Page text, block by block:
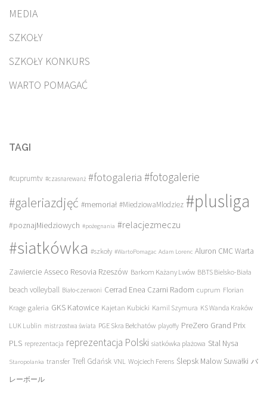
MEDIA
SZKOŁY
SZKOŁY KONKURS
WARTO POMAGAĆ
TAGI
#cuprumtv #czasnarewanż #fotogaleria #fotogalerie
#galeriazdjęć #memoriał #MiedziowaMlodziez #plusliga
#poznajMiedziowych #pożegnania #relacjezmeczu
#siatkówka #szkoły #WartoPomagac Adam Lorenc Aluron CMC Warta
Zawiercie Asseco Resovia Rzeszów Barkom Każany Lwów BBTS Bielsko-Biała
beach volleyball Biało-czerwoni Cerrad Enea Czarni Radom cuprum Florian
Krage galeria GKS Katowice Kajetan Kubicki Kamil Szymura KS Wanda Kraków
LUK Lublin mistrzostwa świata PGE Skra Bełchatów playoffy PreZero Grand Prix
PLS reprezentacja reprezentacja Polski siatkówka plażowa Stal Nysa
Staropolanka transfer Trefl Gdańsk VNL Wojciech Ferens Ślepsk Malow Suwałki バ
レーボール